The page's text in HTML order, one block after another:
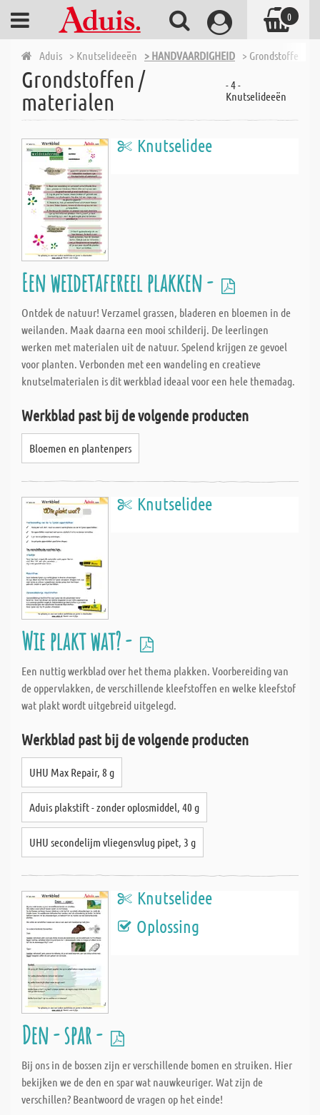
Aduis > Knutselideeën > HANDVAARDIGHEID > Grondstoffen /
Grondstoffen /
materialen
- 4 -
Knutselideeën
Knutselidee
Een weidetafereel plakken -
Ontdek de natuur! Verzamel grassen, bladeren en bloemen in de
weilanden. Maak daarna een mooi schilderij. De leerlingen
werken met materialen uit de natuur. Spelend krijgen ze gevoel
voor planten. Verbonden met een wandeling en creatieve
knutselmaterialen is dit werkblad ideaal voor een hele themadag.
Werkblad past bij de volgende producten
Bloemen en plantenpers
Knutselidee
Wie plakt wat? -
Een nuttig werkblad over het thema plakken. Voorbereiding van
de oppervlakken, de verschillende kleefstoffen en welke kleefstof
wat plakt wordt uitgebreid uitgelegd.
Werkblad past bij de volgende producten
UHU Max Repair, 8 g
Aduis plakstift - zonder oplosmiddel, 40 g
UHU secondelijm vliegensvlug pipet, 3 g
Knutselidee
Oplossing
Den - spar -
Bij ons in de bossen zijn er verschillende bomen en struiken. Hier
bekijken we de den en spar wat nauwkeuriger. Wat zijn de
verschillen? Beantwoord de vragen op het einde!
0